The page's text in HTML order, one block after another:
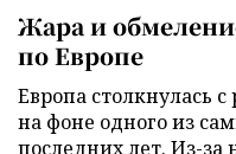
Жара и
по Европе
Европа столкнулась
на фоне одного из
последних лет. Из-за